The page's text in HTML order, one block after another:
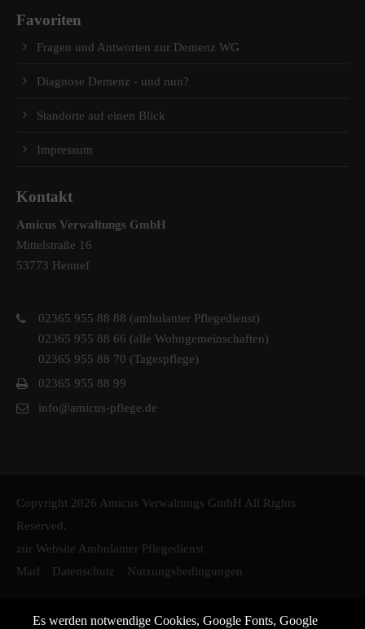
Favoriten
Fragen und Antworten zur Demenz WG
Diagnose Demenz - und nun?
Standorte auf einen Blick
Impressum
Kontakt
Amicus Verwaltungs GmbH
Mittelstraße 16
53773 Hennef
02365 955 88 88 (ambulanter Pflegedienst)
02365 955 88 66 (alle Wohngemeinschaften)
02365 955 88 70 (Tagespflege)
02365 955 88 99
info@amicus-pflege.de
Copyright 2026 Amicus Verwaltungs GmbH All Rights
Reserved.
zur Website Ambulanter Pflegedienst
Marl
Datenschutz Nutzungsbedingungen
Es werden notwendige Cookies, Google Fonts, Google